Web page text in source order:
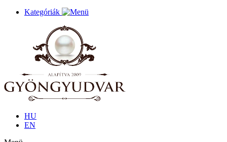
Kategóriák
HU
EN